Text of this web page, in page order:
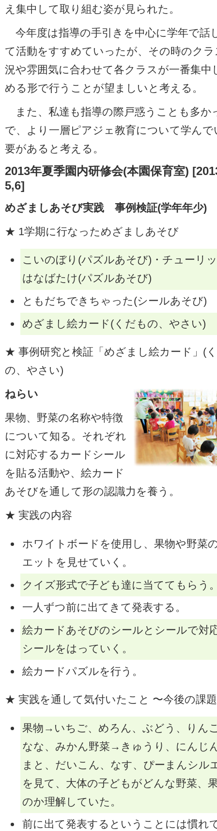
え集中して取り組む姿が見られた。
今年度は指導の手引きを中心に学年で話
て活動をすすめていったが、その時のク
況や雰囲気に合わせて各クラスが一番集中
める形で行うことが望ましいと考える。
また、私達も指導の際戸惑うことも多か
で、より一層ピアジェ教育について学んで
要があると考える。
2013年夏季園内研修会(本園保育室)
5,6]
めざましあそび実践 事例検証(学年年少)
★ 1学期に行なっためざましあそび
こいのぼり(パズルあそび)・チューリ
はなばたけ(パズルあそび)
ともだちできちゃった(シールあそび)
めざまし絵カード(くだもの、やさい)
★ 事例研究と検証「めざまし絵カード」(
の、やさい)
ねらい
果物、野菜の名称や特徴
について知る。それぞれ
に対応するカードシール
を貼る活動や、絵カード
あそびを通して形の認識力を養う。
★ 実践の内容
ホワイトボードを使用し、果物や野菜
エットを見せていく。
クイズ形式で子ども達に当ててもらう
一人ずつ前に出てきて発表する。
絵カードあそびのシールとシールで対
シールをはっていく。
絵カードパズルを行う。
★ 実践を通して気付いたこと 〜今後の課
果物→いちご、めろん、ぶどう、りん
なな、みかん野菜→きゅうり、にんじ
まと、だいこん、なす、ぴーまんシル
を見て、大体の子どもがどんな野菜、
のか理解していた。
前に出て発表するということには慣れ